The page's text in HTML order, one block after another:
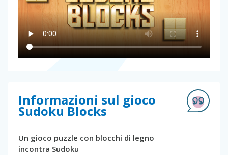
Informazioni sul gioco
Sudoku Blocks
Un gioco puzzle con blocchi di legno
incontra Sudoku